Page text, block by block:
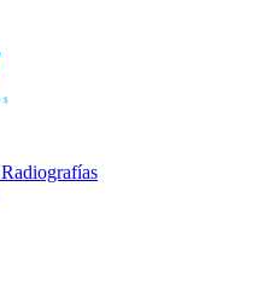
Radiografías